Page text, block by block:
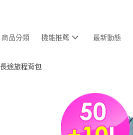
商品分類 機能推薦 最新動態
途旅程背包